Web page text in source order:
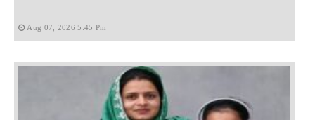
Aug 07, 2026 5:45 Pm